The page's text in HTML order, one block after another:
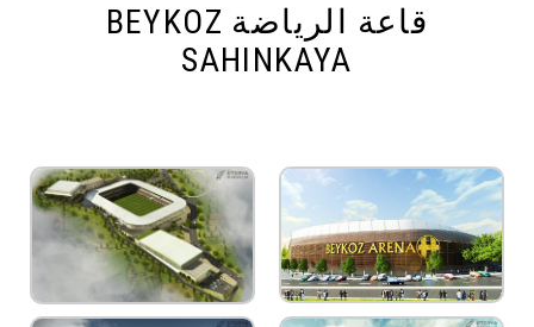
قاعة الرياضة BEYKOZ
SAHINKAYA